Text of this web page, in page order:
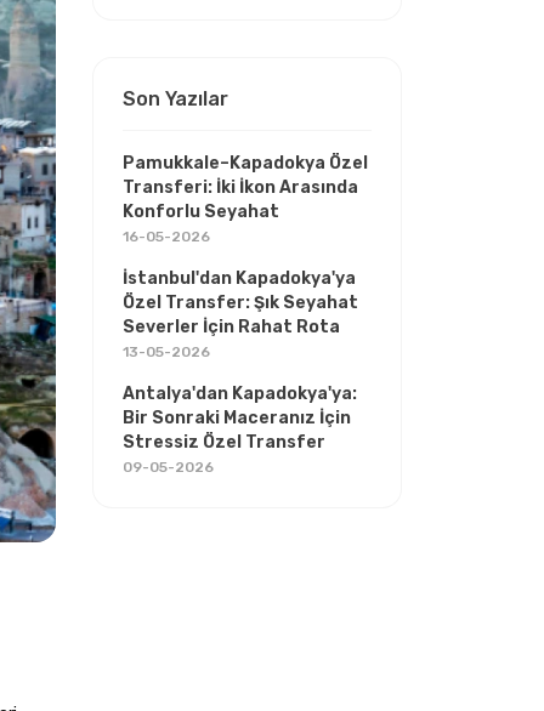
Son Yazılar
Pamukkale–Kapadokya Özel
Transferi: İki İkon Arasında
Konforlu Seyahat
16-05-2026
İstanbul'dan Kapadokya'ya
Özel Transfer: Şık Seyahat
Severler İçin Rahat Rota
13-05-2026
Antalya'dan Kapadokya'ya:
Bir Sonraki Maceranız İçin
Stressiz Özel Transfer
09-05-2026